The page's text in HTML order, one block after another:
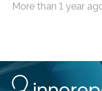
Erwachsene kennt
Forscher:innen
zeigen, dass sich
More than 1 year